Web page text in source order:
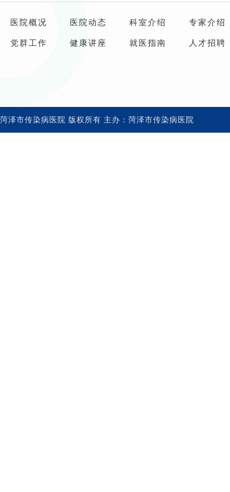
医院概况 医院动态 科室介绍 专家介绍
党群工作 健康讲座 就医指南 人才招聘
菏泽市传染病医院 版权所有 主办：菏泽市传染病医院